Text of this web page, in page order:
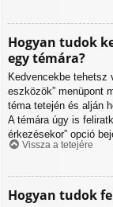
Hogyan tudok
egy témára?
Kedvencekbe tehetsz
eszközök” menüpont
téma tetején és alján
A témára úgy is
érkezésekor” opció
Vissza a tetejére
Hogyan tudok